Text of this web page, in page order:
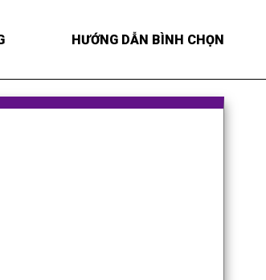
HƯỚNG DẪN BÌNH CHỌN